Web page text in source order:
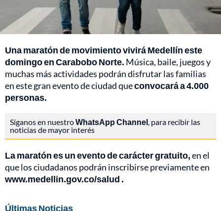
Una maratón de movimiento vivirá Medellín este
domingo en Carabobo Norte. Música, baile, juegos y
muchas más actividades podrán disfrutar las familias
en este gran evento de ciudad queconvocará a 4.000
personas.
Síganos en nuestroWhatsApp Channel, para recibir las
noticias de mayor interés
La maratón es un evento de carácter gratuito,en el
que los ciudadanos podrán inscribirse previamente en
www.medellin.gov.co/salud .
Últimas Noticias